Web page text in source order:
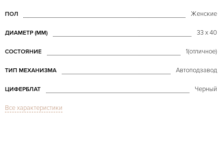
ПОЛ Женские
ДИАМЕТР (MM) 33 х 40
СОСТОЯНИЕ 1(отличное)
ТИП МЕХАНИЗМА Автоподзавод
ЦИФЕРБЛАТ Черный
СТЕКЛО
Все характеристики